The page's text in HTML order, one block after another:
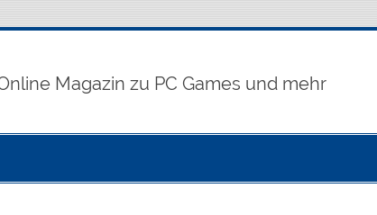
Magazin zu PC Games und mehr